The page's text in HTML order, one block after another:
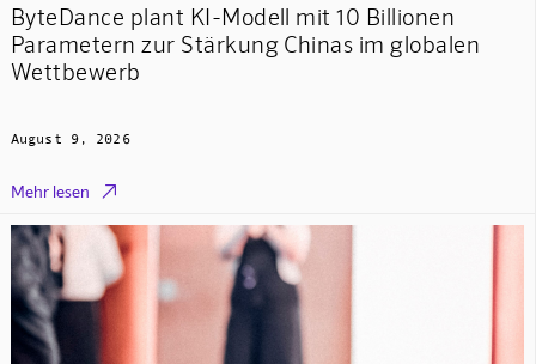
ByteDance plant KI-Modell mit 10 Billionen
Parametern zur Stärkung Chinas im globalen
Wettbewerb
August 9, 2026
Mehr lesen 